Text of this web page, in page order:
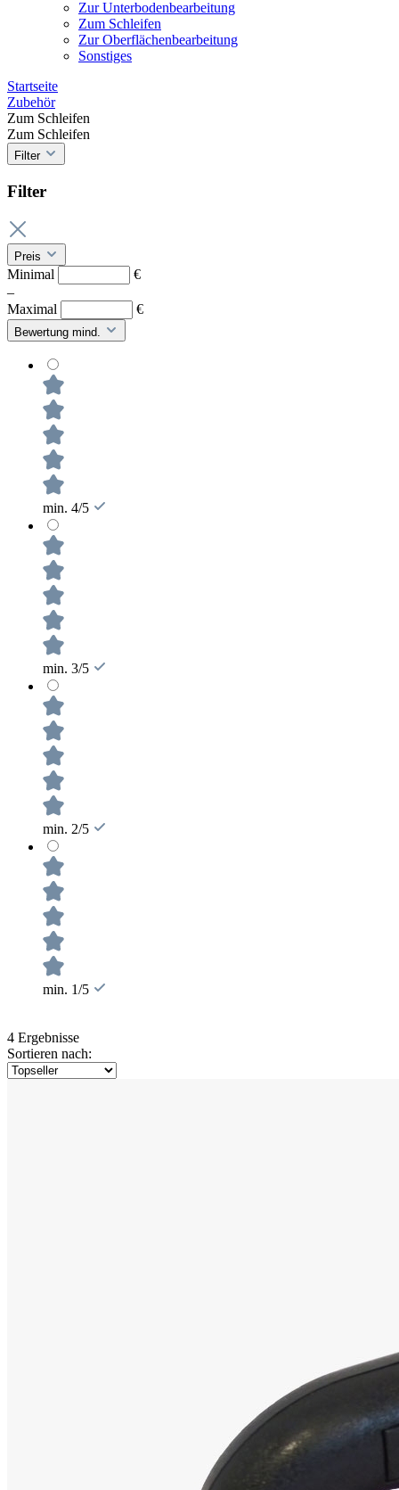
Zur Unterbodenbearbeitung
Zum Schleifen
Zur Oberflächenbearbeitung
Sonstiges
Startseite
Zubehör
Zum Schleifen
Zum Schleifen
Filter
Filter
Preis
Minimal
€
–
Maximal
€
Bewertung mind.
min. 4/5
min. 3/5
min. 2/5
min. 1/5
4 Ergebnisse
Sortieren nach: